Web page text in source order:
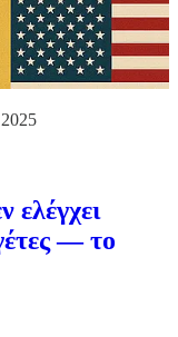
— το